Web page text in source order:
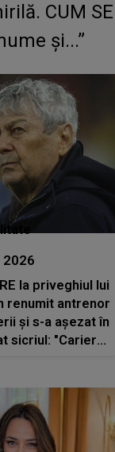
CUM
și...”
2026
la priveghiul lui
renumit antrenor
şi s-a așezat în
sicriul: "Cariera